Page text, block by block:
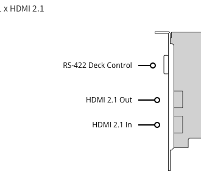
x HDMI 2.1